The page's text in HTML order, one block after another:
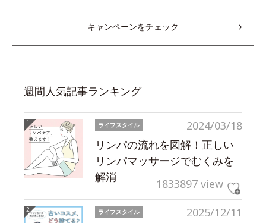
キャンペーンをチェック
週間人気記事ランキング
2024/03/18
ライフスタイル
リンパの流れを図解！正しい
リンパマッサージでむくみを
解消
1833897 view
2025/12/11
ライフスタイル